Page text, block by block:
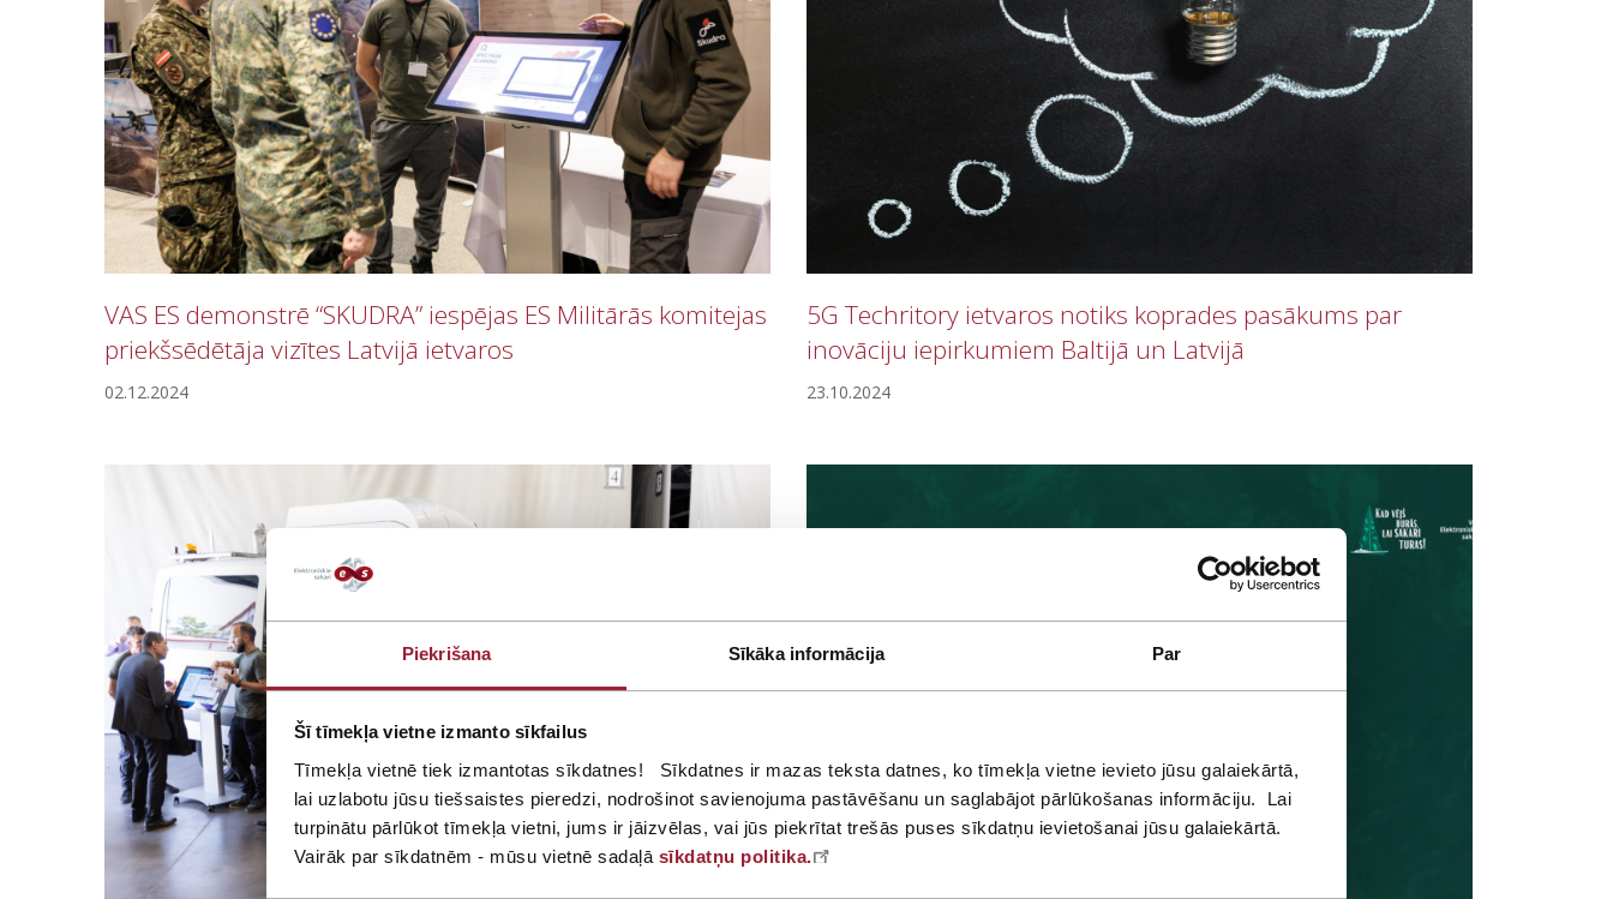
Piekrišana Sīkāka informācija Par
Šī tīmekļa vietne izmanto sīkfailus
Tīmekļa vietnē tiek izmantotas sīkdatnes! Sīkdatnes ir mazas teksta datnes, ko tīmekļa vietne ievieto jūsu galaiekārtā,
lai uzlabotu jūsu tiešsaistes pieredzi, nodrošinot savienojuma pastāvēšanu un saglabājot pārlūkošanas informāciju. Lai
turpinātu pārlūkot tīmekļa vietni, jums ir jāizvēlas, vai jūs piekrītat trešās puses sīkdatņu ievietošanai jūsu galaiekārtā.
Vairāk par sīkdatnēm - mūsu vietnē sadaļā sīkdatņu politika.
VAS ES demonstrē “SKUDRA” iespējas ES Militārās komitejas
priekšsēdētāja vizītes Latvijā ietvaros
02.12.2024
5G Techritory ietvaros notiks koprades pasākums par
inovāciju iepirkumiem Baltijā un Latvijā
23.10.2024